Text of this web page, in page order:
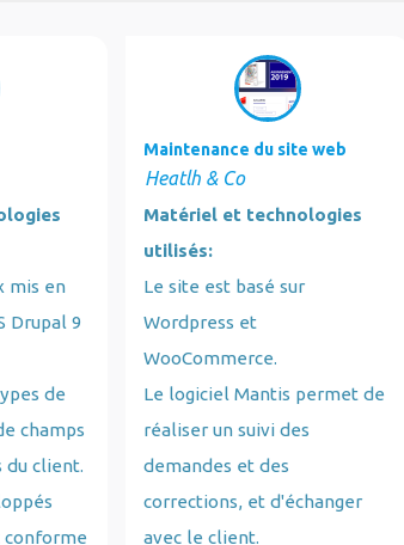
mis en
Drupal 9
de
champs
du client.
Maintenance du site web
Heatlh & Co
Matériel et technologies
utilisés:
Le site est basé sur
Wordpress et
WooCommerce.
Le logiciel Mantis permet de
réaliser un suivi des
demandes et des
corrections, et d'échanger
avec le client.